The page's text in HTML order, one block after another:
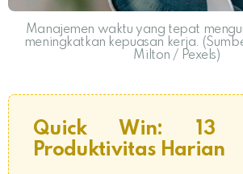
Manajemen waktu yang tepat
meningkatkan kepuasan kerja.
Milton / Pexels)
Quick Win: 13
Produktivitas Harian